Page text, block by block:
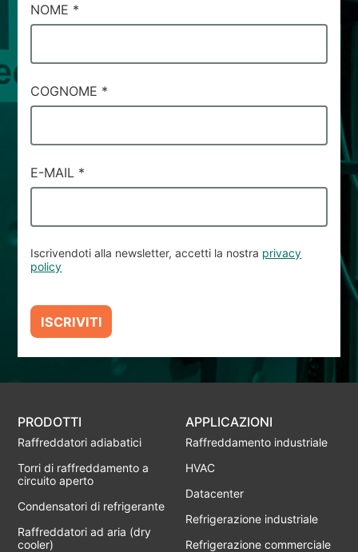
CAMPI
DI
#1
NOME *
COGNOME *
E-MAIL *
Iscrivendoti alla newsletter, accetti la nostra privacy
policy
ISCRIVITI
PRODOTTI
Raffreddatori adiabatici
Torri di raffreddamento a
circuito aperto
Condensatori di refrigerante
Raffreddatori ad aria (dry
cooler)
APPLICAZIONI
Raffreddamento industriale
HVAC
Datacenter
Refrigerazione industriale
Refrigerazione commerciale